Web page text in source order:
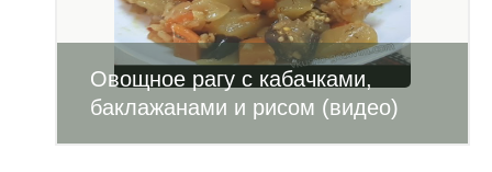
Овощное рагу с кабачками,
баклажанами и рисом (видео)